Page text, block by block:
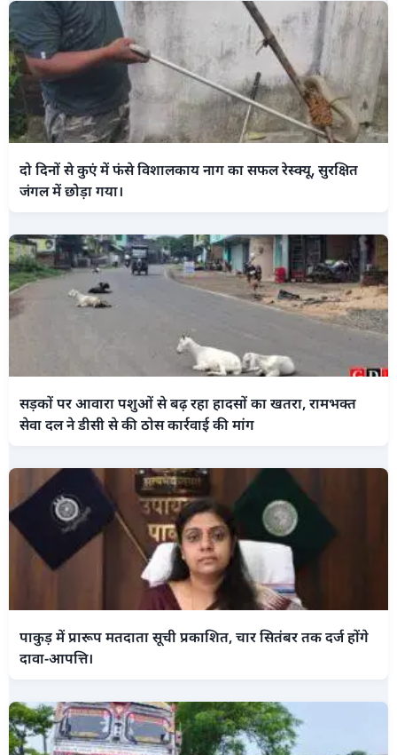
दो दिनों से कुएं में फंसे विशालकाय नाग का सफल रेस्क्यू, सुरक्षित
जंगल में छोड़ा गया।
सड़कों पर आवारा पशुओं से बढ़ रहा हादसों का खतरा, रामभक्त
सेवा दल ने डीसी से की ठोस कार्रवाई की मांग
पाकुड़ में प्रारूप मतदाता सूची प्रकाशित, चार सितंबर तक दर्ज होंगे
दावा-आपत्ति।